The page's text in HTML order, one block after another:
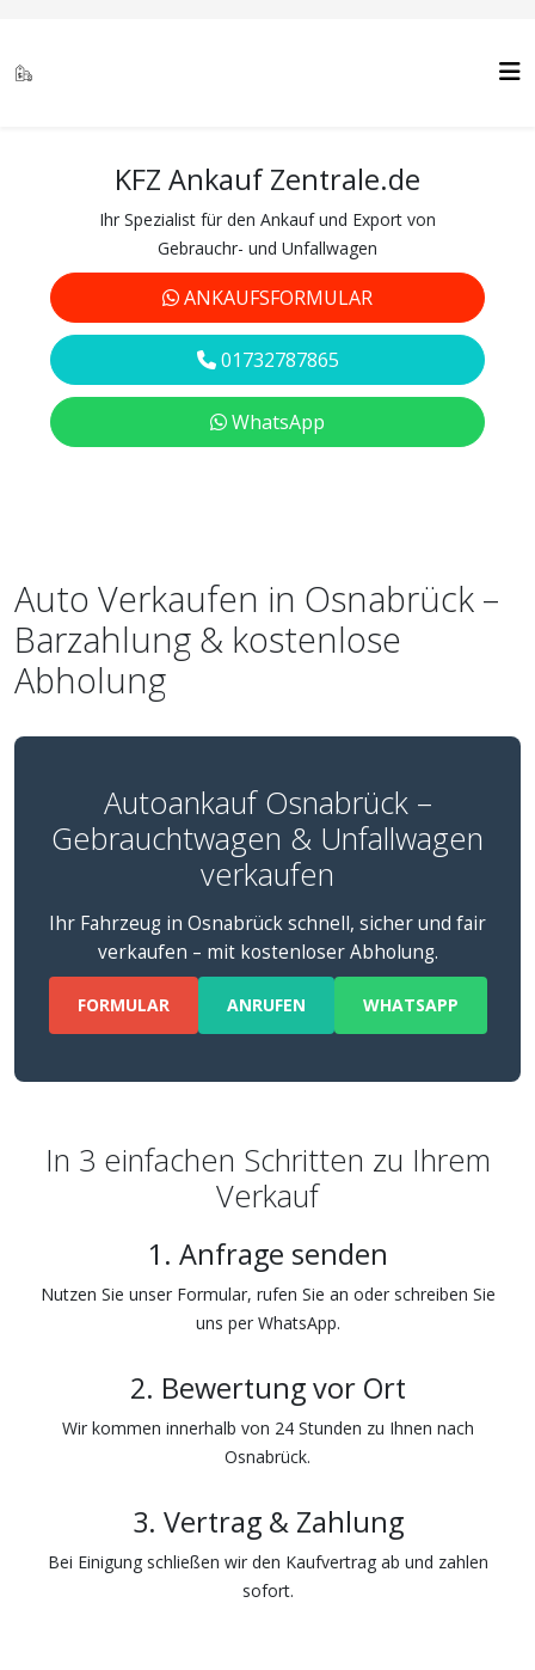
KFZ Ankauf Zentrale.de
Ihr Spezialist für den Ankauf und Export von
Gebrauchr- und Unfallwagen
ANKAUFSFORMULAR
01732787865
WhatsApp
Auto Verkaufen in Osnabrück –
Barzahlung & kostenlose
Abholung
Autoankauf Osnabrück –
Gebrauchtwagen & Unfallwagen
verkaufen
Ihr Fahrzeug in Osnabrück schnell, sicher und fair
verkaufen – mit kostenloser Abholung.
FORMULAR ANRUFEN WHATSAPP
In 3 einfachen Schritten zu Ihrem
Verkauf
1. Anfrage senden
Nutzen Sie unser Formular, rufen Sie an oder schreiben Sie
uns per WhatsApp.
2. Bewertung vor Ort
Wir kommen innerhalb von 24 Stunden zu Ihnen nach
Osnabrück.
3. Vertrag & Zahlung
Bei Einigung schließen wir den Kaufvertrag ab und zahlen
sofort.